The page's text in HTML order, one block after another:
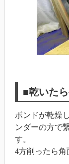
■乾いた
ボンドが乾燥
ンダーの方で
す。
4方削ったら角